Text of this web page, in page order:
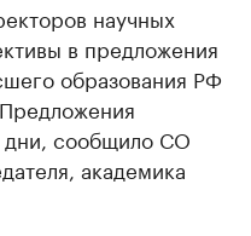
научных
в предложения
образования РФ
сообщило СО
академика